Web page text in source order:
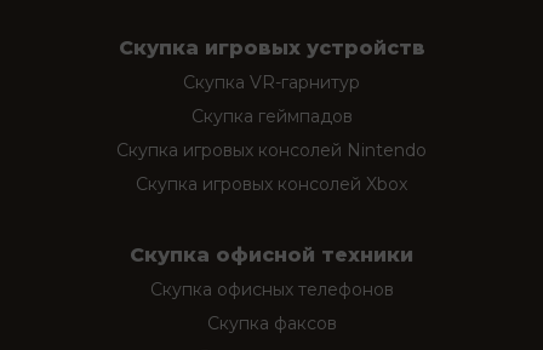
Скупка игровых устройств
Скупка VR-гарнитур
Скупка геймпадов
Скупка игровых консолей Nintendo
Скупка игровых консолей Xbox
Скупка офисной техники
Скупка офисных телефонов
Скупка факсов